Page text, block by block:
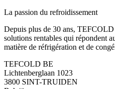
La passion du refroidissement
Depuis plus de 30 ans,
solutions rentables qui répondent
matière de réfrigération et de
TEFCOLD BE
Lichtenberglaan 1023
3800 SINT-TRUIDEN